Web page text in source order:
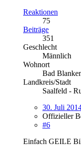
Reaktionen
75
Beiträge
351
Geschlecht
Männlich
Wohnort
Bad
Landkreis/Stadt
Saalfeld -
30. Juli
Offizieller
#6
Einfach GEILE